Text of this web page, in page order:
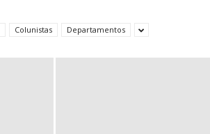
Colunistas Departamentos